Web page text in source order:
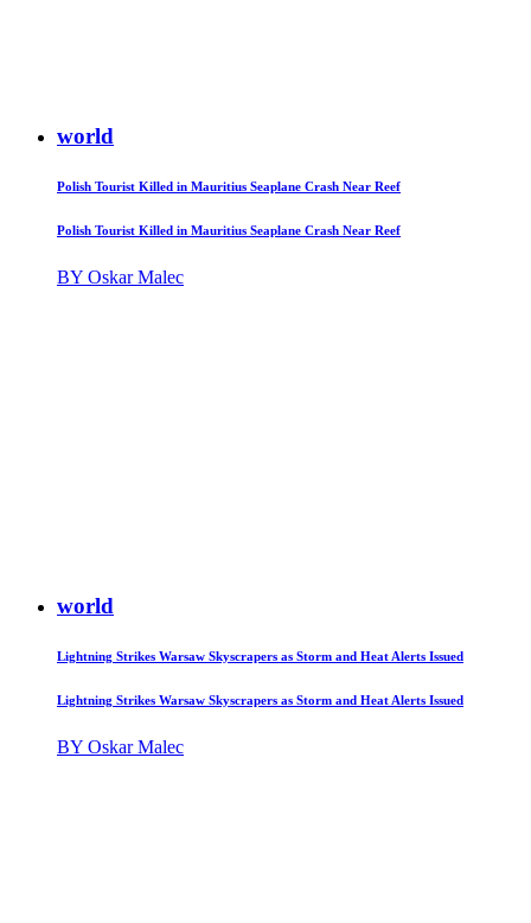
world
Polish Tourist Killed in Mauritius Seaplane Crash Near Reef
Polish Tourist Killed in Mauritius Seaplane Crash Near Reef
BY Oskar Malec
world
Lightning Strikes Warsaw Skyscrapers as Storm and Heat Alerts Issued
Lightning Strikes Warsaw Skyscrapers as Storm and Heat Alerts Issued
BY Oskar Malec